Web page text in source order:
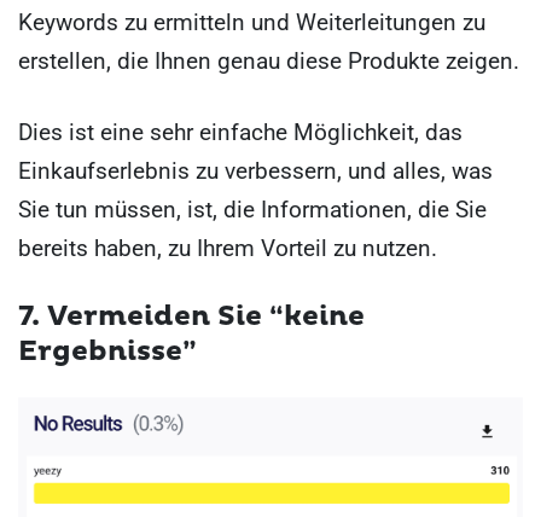
Keywords zu ermitteln und Weiterleitungen zu
erstellen, die Ihnen genau diese Produkte zeigen.
Dies ist eine sehr einfache Möglichkeit, das
Einkaufserlebnis zu verbessern, und alles, was
Sie tun müssen, ist, die Informationen, die Sie
bereits haben, zu Ihrem Vorteil zu nutzen.
7. Vermeiden Sie “keine
Ergebnisse”